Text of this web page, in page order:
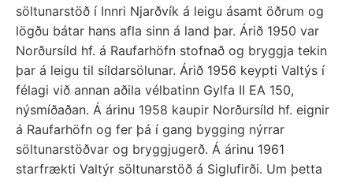
söltunarstöð í Innri Njarðvík á leigu ásamt öðrum og
lögðu bátar hans afla sinn á land þar. Árið 1950 var
Norðursíld hf. á Raufarhöfn stofnað og bryggja tekin
þar á leigu til síldarsölunar. Árið 1956 keypti Valtýs í
félagi við annan aðila vélbatinn Gylfa II EA 150,
nýsmíðaðan. Á árinu 1958 kaupir Norðursíld hf. eignir
á Raufarhöfn og fer þá í gang bygging nýrrar
söltunarstöðvar og bryggjugerð. Á árinu 1961
starfrækti Valtýr söltunarstöð á Siglufirði. Um þetta